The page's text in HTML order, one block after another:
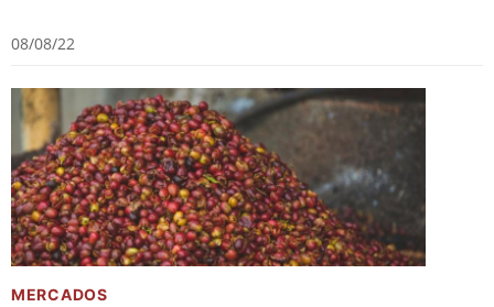
08/08/22
MERCADOS